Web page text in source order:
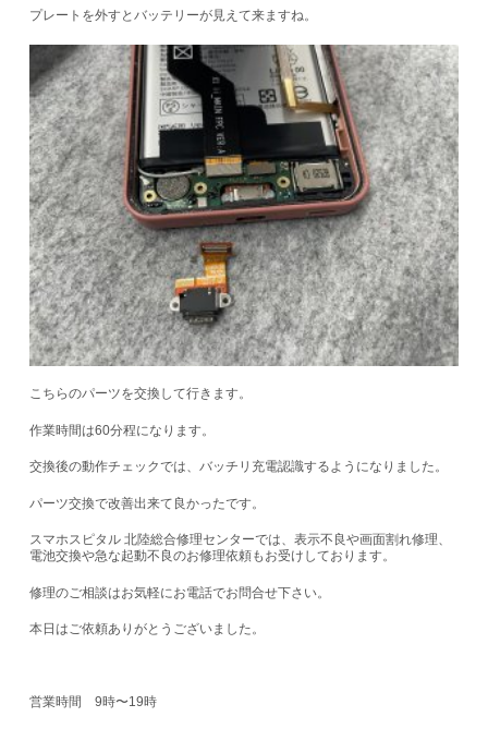
プレートを外すとバッテリーが見えて来ますね。
こちらのパーツを交換して行きます。
作業時間は60分程になります。
交換後の動作チェックでは、バッチリ充電認識するようになりました。
パーツ交換で改善出来て良かったです。
スマホスピタル 北陸総合修理センターでは、表示不良や画面割れ修理、
電池交換や急な起動不良のお修理依頼もお受けしております。
修理のご相談はお気軽にお電話でお問合せ下さい。
本日はご依頼ありがとうございました。
営業時間 9時〜19時